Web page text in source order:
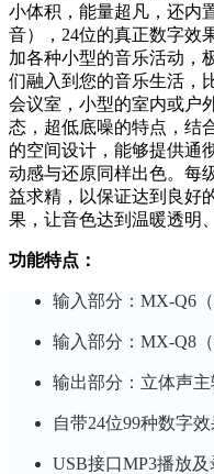
小体积，能量超凡，还内
音），24位的真正数字效
加各种小型的音乐活动，
们融入到您的音乐生活，
会议室，小型的室内或户
态，超低底噪的特点，结
的空间设计，能够提供通
动感与还原同样出色。每
益求精， 以保证达到良好
果 ，让音色达到温暖透明
功能特点：
输入部分：MX-Q6
输入部分：MX-Q8
输出部分：立体声
自带24位99种数字
USB接口MP3播放